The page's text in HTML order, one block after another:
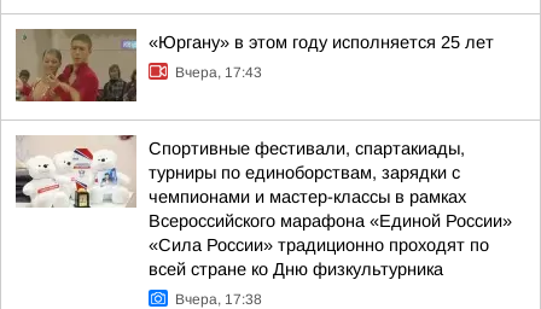
«Юргану» в этом году исполняется 25 лет
Вчера, 17:43
Спортивные фестивали, спартакиады,
турниры по единоборствам, зарядки с
чемпионами и мастер-классы в рамках
Всероссийского марафона «Единой России»
«Сила России» традиционно проходят по
всей стране ко Дню физкультурника
Вчера, 17:38